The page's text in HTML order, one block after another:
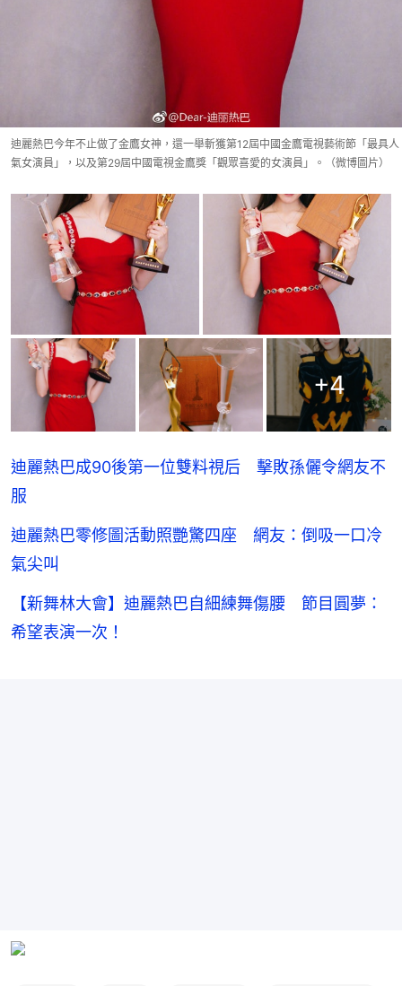
迪麗熱巴今年不止做了金鷹女神，還一舉斬獲第12屆中國金鷹電視藝術節「最具人
氣女演員」，以及第29屆中國電視金鷹獎「觀眾喜愛的女演員」。（微博圖片）
+4
迪麗熱巴成90後第一位雙料視后 擊敗孫儷令網友不
服
迪麗熱巴零修圖活動照艷驚四座 網友：倒吸一口冷
氣尖叫
【新舞林大會】迪麗熱巴自細練舞傷腰 節目圓夢：
希望表演一次！